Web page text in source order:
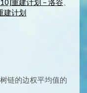
重建计划 – 洛谷
建计划
链的边权平均值的